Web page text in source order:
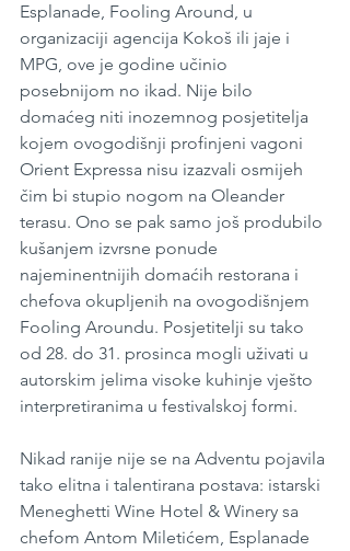
Esplanade, Fooling Around, u
organizaciji agencija Kokoš ili jaje i
MPG, ove je godine učinio
posebnijom no ikad. Nije bilo
domaćeg niti inozemnog posjetitelja
kojem ovogodišnji profinjeni vagoni
Orient Expressa nisu izazvali osmijeh
čim bi stupio nogom na Oleander
terasu. Ono se pak samo još produbilo
kušanjem izvrsne ponude
najeminentnijih domaćih restorana i
chefova okupljenih na ovogodišnjem
Fooling Aroundu. Posjetitelji su tako
od 28. do 31. prosinca mogli uživati u
autorskim jelima visoke kuhinje vješto
interpretiranima u festivalskoj formi.
Nikad ranije nije se na Adventu pojavila
tako elitna i talentirana postava: istarski
Meneghetti Wine Hotel & Winery sa
chefom Antom Miletićem, Esplanade